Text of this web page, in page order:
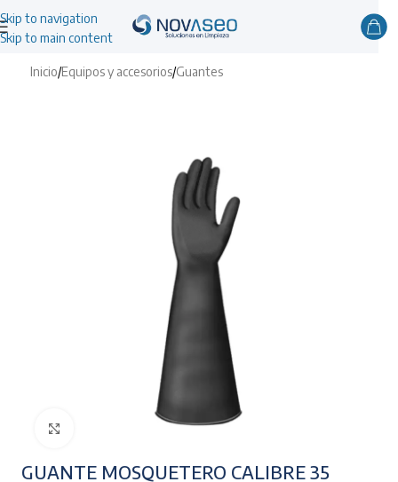
Skip to navigation
Skip to main content
Inicio/Equipos y accesorios/Guantes
GUANTE MOSQUETERO CALIBRE 35